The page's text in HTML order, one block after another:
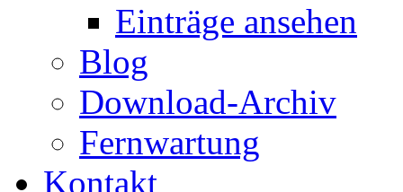
Einträge ansehen
Blog
Download-Archiv
Fernwartung
Kontakt